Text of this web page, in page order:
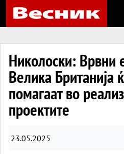
Николоски: Врвни
Велика Британија
помагаат во
проектите
23.05.2025